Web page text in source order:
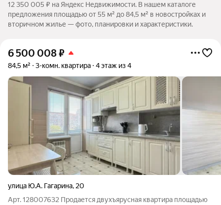
12 350 005 ₽ на Яндекс Недвижимости. В нашем каталоге
предложения площадью от 55 м² до 84,5 м² в новостройках и
вторичном жилье — фото, планировки и характеристики.
6 500 008₽
84,5 м² 3-комн. квартира 4 этаж из 4
улица Ю.А. Гагарина, 20
Арт. 128007632 Продается двухъярусная квартира площадью